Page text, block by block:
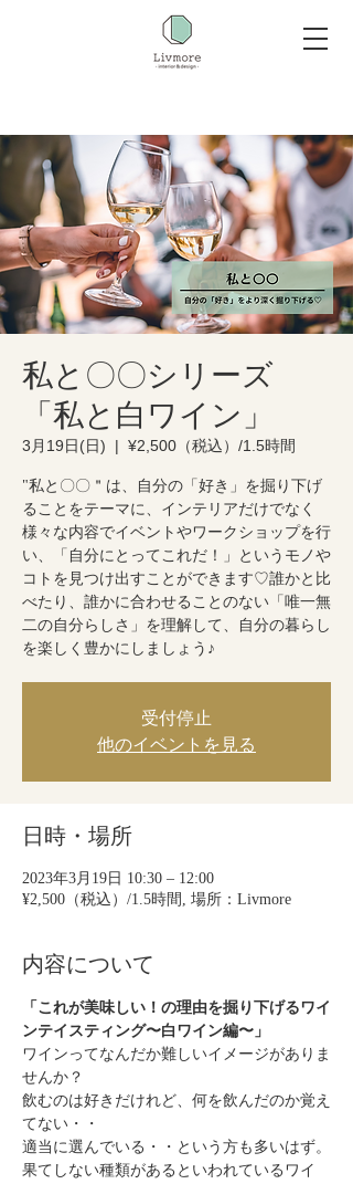
私と〇〇シリーズ
「私と白ワイン」
3月19日(日)
  |
¥2,500（税込）/1.5時間
"私と〇〇＂は、自分の「好き」を掘り下げ
ることをテーマに、インテリアだけでなく
様々な内容でイベントやワークショップを行
い、「自分にとってこれだ！」というモノや
コトを見つけ出すことができます♡誰かと比
べたり、誰かに合わせることのない「唯一無
二の自分らしさ」を理解して、自分の暮らし
を楽しく豊かにしましょう♪
受付停止
他のイベントを見る
日時・場所
2023年3月19日 10:30 – 12:00
¥2,500（税込）/1.5時間, 場所：Livmore
内容について
「これが美味しい！の理由を掘り下げるワイ
ンテイスティング〜白ワイン編〜」
ワインってなんだか難しいイメージがありま
せんか？
飲むのは好きだけれど、何を飲んだのか覚え
てない・・
適当に選んでいる・・という方も多いはず。
果てしない種類があるといわれているワイ